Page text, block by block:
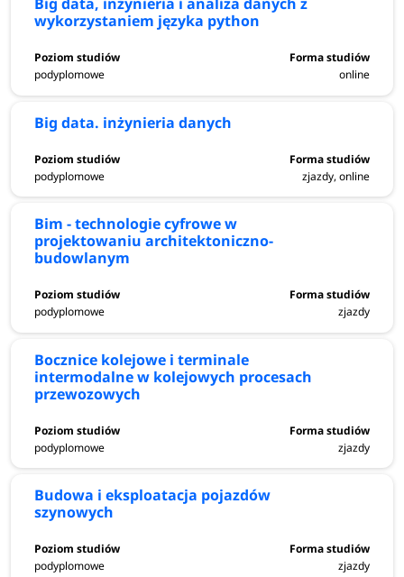
wykorzystaniem języka python
podyplomowe online
Big data. inżynieria danych
podyplomowe zjazdy, online
Bim - technologie cyfrowe w
projektowaniu architektoniczno-
budowlanym
podyplomowe zjazdy
Bocznice kolejowe i terminale
intermodalne w kolejowych procesach
przewozowych
podyplomowe zjazdy
Budowa i eksploatacja pojazdów
szynowych
podyplomowe zjazdy